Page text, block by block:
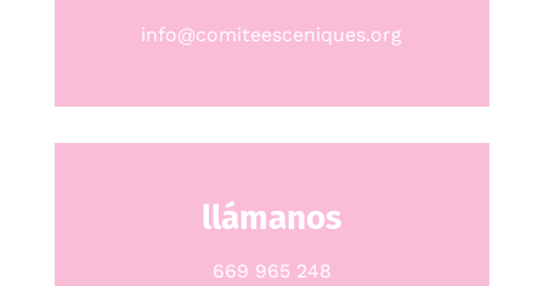
info@comiteesceniques.org
llámanos
669 965 248